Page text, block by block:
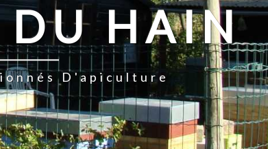
DU HAIN
D'apiculture